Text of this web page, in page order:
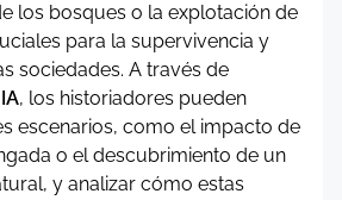
los bosques o la explotación de
para la supervivencia y
sociedades. A través de
, los historiadores pueden
escenarios, como el impacto de
o el descubrimiento de un
y analizar cómo estas